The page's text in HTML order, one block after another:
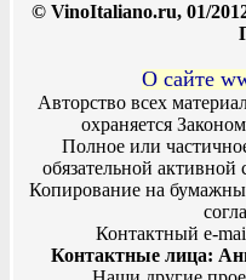
© VinoItaliano.ru, 01/
О сайте
Авторство всех
охраняется
Полное или
обязательной активной
Копирование на
Контактный e-
Контактные лица: